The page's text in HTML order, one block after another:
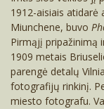
1912-aisiais atidarė
Miunchene, buvo
Pirmąjį pripažinimą
1909 metais
parengė detalų
fotografijų rinkinį.
miesto fotografu.